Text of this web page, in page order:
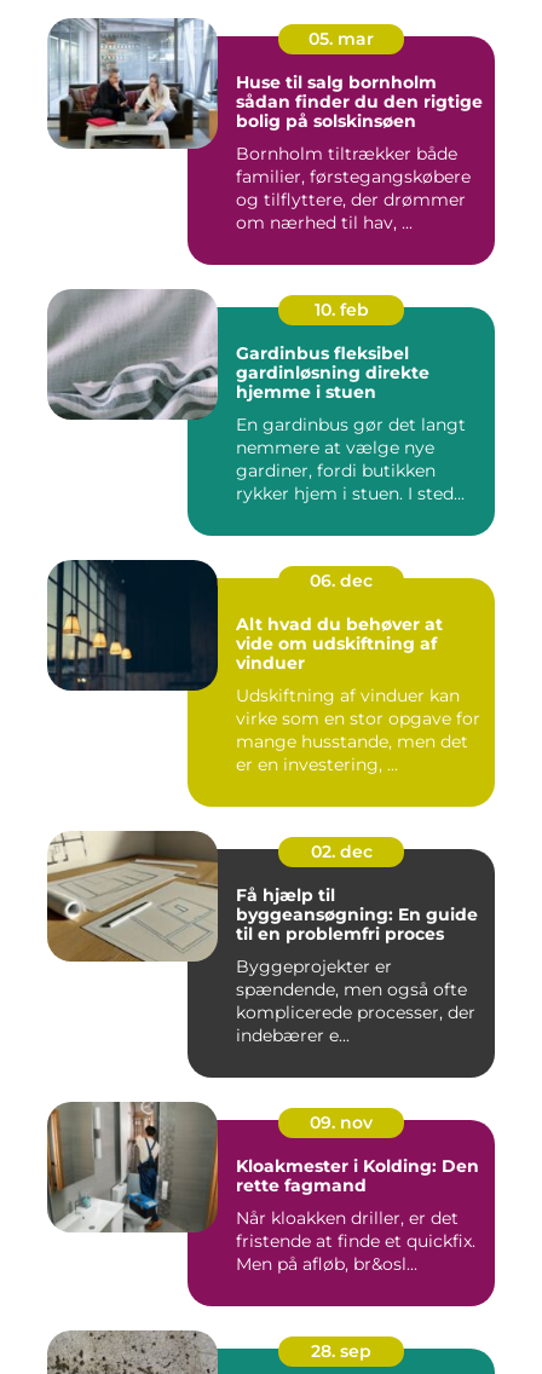
05. mar
Huse til salg bornholm
sådan finder du den rigtige
bolig på solskinsøen
Bornholm tiltrækker både
familier, førstegangskøbere
og tilflyttere, der drømmer
om nærhed til hav, ...
10. feb
Gardinbus fleksibel
gardinløsning direkte
hjemme i stuen
En gardinbus gør det langt
nemmere at vælge nye
gardiner, fordi butikken
rykker hjem i stuen. I sted...
06. dec
Alt hvad du behøver at
vide om udskiftning af
vinduer
Udskiftning af vinduer kan
virke som en stor opgave for
mange husstande, men det
er en investering, ...
02. dec
Få hjælp til
byggeansøgning: En guide
til en problemfri proces
Byggeprojekter er
spændende, men også ofte
komplicerede processer, der
indebærer e...
09. nov
Kloakmester i Kolding: Den
rette fagmand
Når kloakken driller, er det
fristende at finde et quickfix.
Men på afløb, br&osl...
28. sep